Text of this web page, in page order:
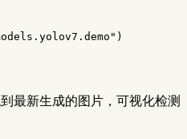
)
最新生成的图片，可视化检测